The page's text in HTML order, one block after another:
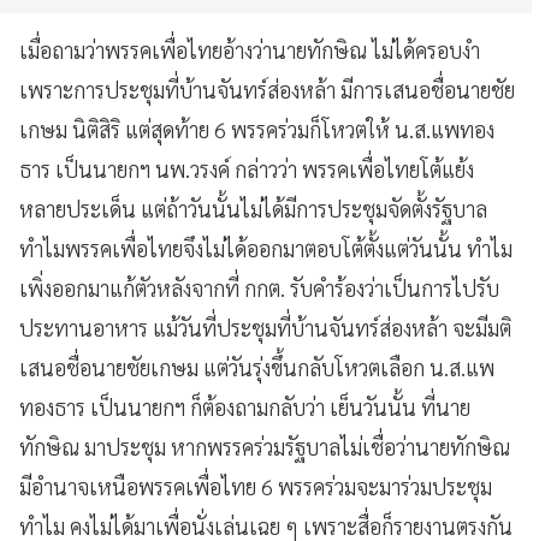
เมื่อถามว่าพรรคเพื่อไทยอ้างว่านายทักษิณ ไม่ได้ครอบงำ
เพราะการประชุมที่บ้านจันทร์ส่องหล้า มีการเสนอชื่อนายชัย
เกษม นิติสิริ แต่สุดท้าย 6 พรรคร่วมก็โหวตให้ น.ส.แพทอง
ธาร เป็นนายกฯ นพ.วรงค์ กล่าวว่า พรรคเพื่อไทยโต้แย้ง
หลายประเด็น แต่ถ้าวันนั้นไม่ได้มีการประชุมจัดตั้งรัฐบาล
ทำไมพรรคเพื่อไทยจึงไม่ได้ออกมาตอบโต้ตั้งแต่วันนั้น ทำไม
เพิ่งออกมาแก้ตัวหลังจากที่ กกต. รับคำร้องว่าเป็นการไปรับ
ประทานอาหาร แม้วันที่ประชุมที่บ้านจันทร์ส่องหล้า จะมีมติ
เสนอชื่อนายชัยเกษม แต่วันรุ่งขึ้นกลับโหวตเลือก น.ส.แพ
ทองธาร เป็นนายกฯ ก็ต้องถามกลับว่า เย็นวันนั้น ที่นาย
ทักษิณ มาประชุม หากพรรคร่วมรัฐบาลไม่เชื่อว่านายทักษิณ
มีอำนาจเหนือพรรคเพื่อไทย 6 พรรคร่วมจะมาร่วมประชุม
ทำไม คงไม่ได้มาเพื่อนั่งเล่นเฉย ๆ เพราะสื่อก็รายงานตรงกัน